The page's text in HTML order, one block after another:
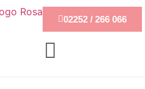
02252 / 266 066